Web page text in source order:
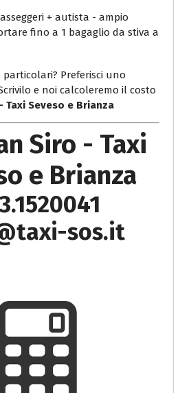
+ autista - ampio
fino a 1 bagaglio da stiva a
particolari? Preferisci uno
e noi calcoleremo il costo
Taxi Seveso e Brianza
Siro - Taxi
e Brianza
sos.it